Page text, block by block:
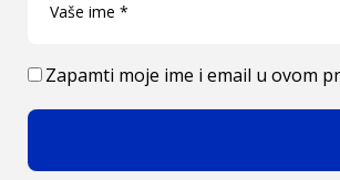
Zapamti moje ime i email u ovom